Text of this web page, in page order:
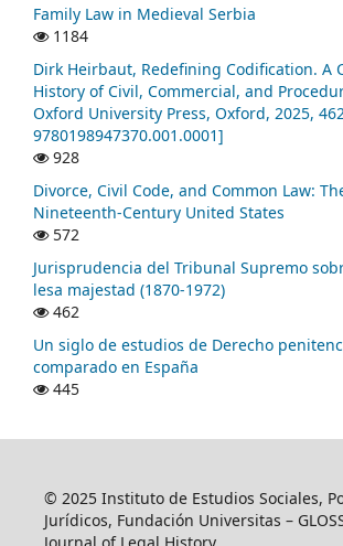
Family Law in Medieval Serbia
1184
Dirk Heirbaut, Redefining Codification. A
History of Civil, Commercial, and
Oxford University Press, Oxford, 2025,
9780198947370.001.0001]
928
Divorce, Civil Code, and Common Law:
Nineteenth-Century United States
572
Jurisprudencia del Tribunal Supremo
lesa majestad (1870-1972)
462
Un siglo de estudios de Derecho
comparado en España
445
© 2025 Instituto de Estudios Sociales,
Jurídicos, Fundación Universitas –